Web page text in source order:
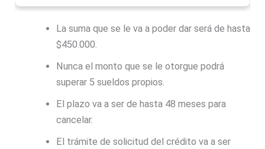
La suma que se le va a poder dar será de hasta
$450.000.
Nunca el monto que se le otorgue podrá
superar 5 sueldos propios.
El plazo va a ser de hasta 48 meses para
cancelar.
El trámite de solicitud del crédito va a ser